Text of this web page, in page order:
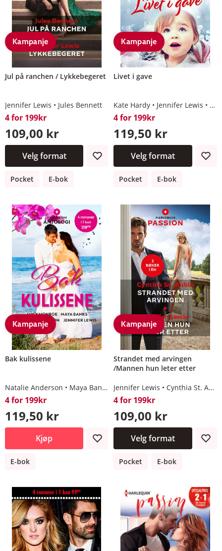
Kampanje
Jul på ranchen / Lykkebegeret
Jennifer Lewis Jules Bennett
4 for 199kr
109,00 kr
Velg format
Pocket E-bok
Kampanje
Livet i gave
Kate Hardy Jennifer Lewis
4 for 199kr
119,50 kr
Velg format
Pocket E-bok
Kampanje
Bak kulissene
Natalie Anderson Maya Banks Jennifer Lewis Lucy Monroe
4 for 199kr
119,50 kr
Kjøp
E-bok
Kampanje
Strandet med arvingen
/Mannen hun leter etter
Jennifer Lewis Cynthia St. Aubin
4 for 199kr
109,00 kr
Velg format
Pocket E-bok